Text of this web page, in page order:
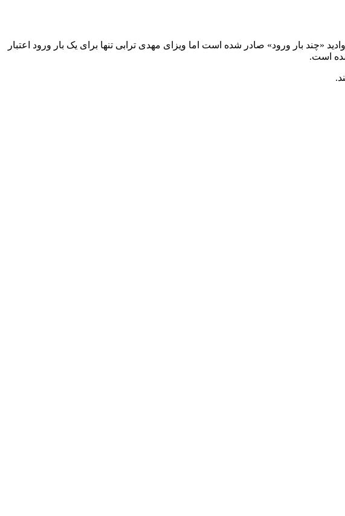
«چند بار ورود» صادر شده است اما ویزای مهدی ترابی تنها برای یک بار ورود اعتبار
است.